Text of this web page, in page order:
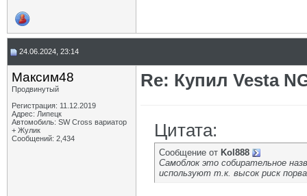
24.06.2024, 23:14
Максим48
Продвинутый
Регистрация: 11.12.2019
Адрес: Липецк
Автомобиль: SW Cross вариатор
+ Жулик
Сообщений: 2,434
Re: Купил Vesta
Цитата:
Сообщение от Kol888
Самоблок это собирательное
используют т.к. высок риск